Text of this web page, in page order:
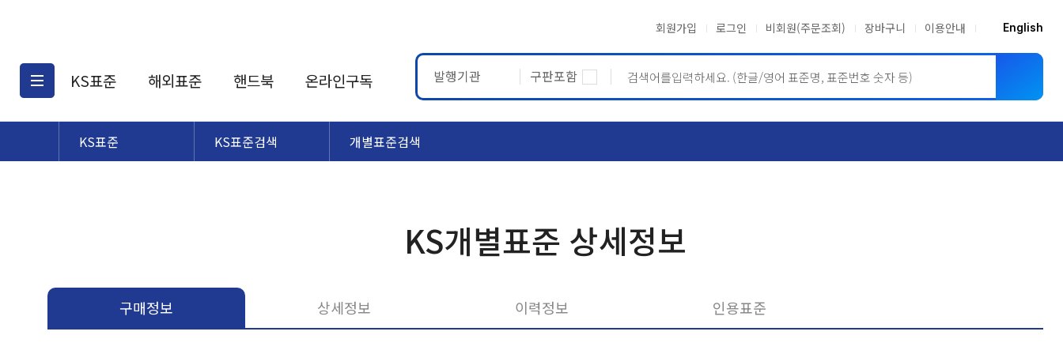
회원가입 로그인 비회원(주문조회) 장바구니 이용안내 English
KS표준
KS표준검색
해외표준
해외표준검색
핸드북 온라인구독 발행기관 구판포함
KS표준 KS표준검색 개별표준검색
KS개별표준 상세정보
구매정보 상세정보 이력정보 인용표준